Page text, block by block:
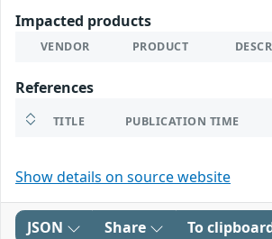
Impacted products
VENDOR PRODUCT
References
TITLE PUBLICATION TIME
Show details on source website
JSON Share To